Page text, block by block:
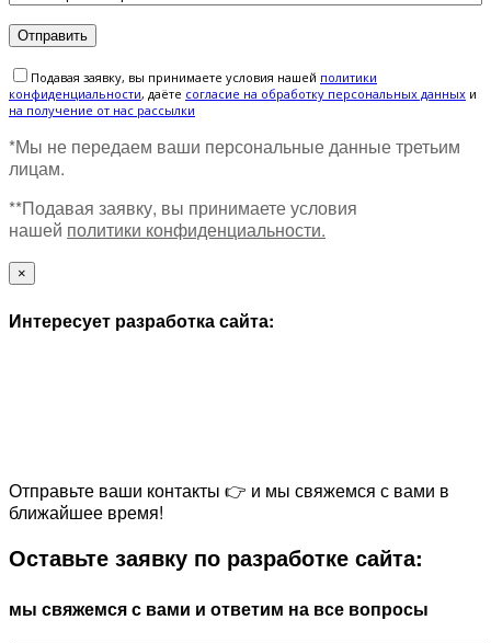
Подавая заявку, вы принимаете условия нашей политики
конфиденциальности, даёте cогласие на обработку персональных данных и
на получение от нас рассылки
*Мы не передаем ваши персональные данные третьим
лицам.
**Подавая заявку, вы принимаете условия
нашей политики конфиденциальности.
×
Интересует разработка сайта:
Отправьте ваши контакты 👉 и мы свяжемся с вами в
ближайшее время!
Оставьте заявку по разработке сайта:
мы свяжемся с вами и ответим на все вопросы